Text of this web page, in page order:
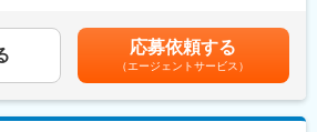
的なキャリア形成が可能です。全国規模の販売
盤があり、安心して業務に取り組めます。
に、電話応対や事務作業の基本から学び、段
理、社用車安全運転管理、災害時の社員安全
る可能性があります。月給(月額)は固定手当を含
応募依頼する
（エージェントサービス）